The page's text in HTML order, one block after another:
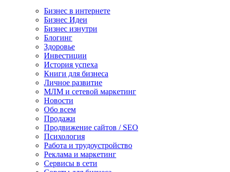
Бизнес в интернете
Бизнес Идеи
Бизнес изнутри
Блогинг
Здоровье
Инвестиции
История успеха
Книги для бизнеса
Личное развитие
МЛМ и сетевой маркетинг
Новости
Обо всем
Продажи
Продвижение сайтов / SEO
Психология
Работа и трудоустройство
Реклама и маркетинг
Сервисы в сети